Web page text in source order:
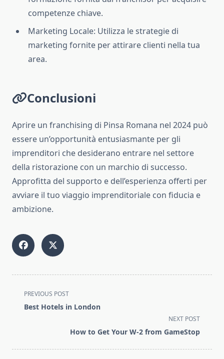
competenze chiave.
Marketing Locale: Utilizza le strategie di
marketing fornite per attirare clienti nella tua
area.
Conclusioni
Aprire un franchising di Pinsa Romana nel 2024 può
essere un’opportunità entusiasmante per gli
imprenditori che desiderano entrare nel settore
della ristorazione con un marchio di successo.
Approfitta del supporto e dell’esperienza offerti per
avviare il tuo viaggio imprenditoriale con fiducia e
ambizione.
<span
class="nav-
text">Page</span>
PREVIOUS POST
Best Hotels in London
NEXT POST
How to Get Your W-2 from GameStop